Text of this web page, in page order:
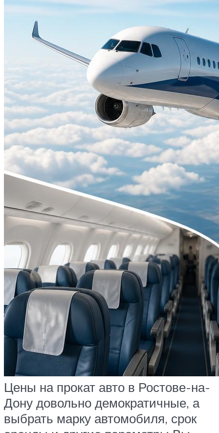
Цены на прокат авто в Ростове-на-
Дону довольно демократичные, а
выбрать марку автомобиля, срок